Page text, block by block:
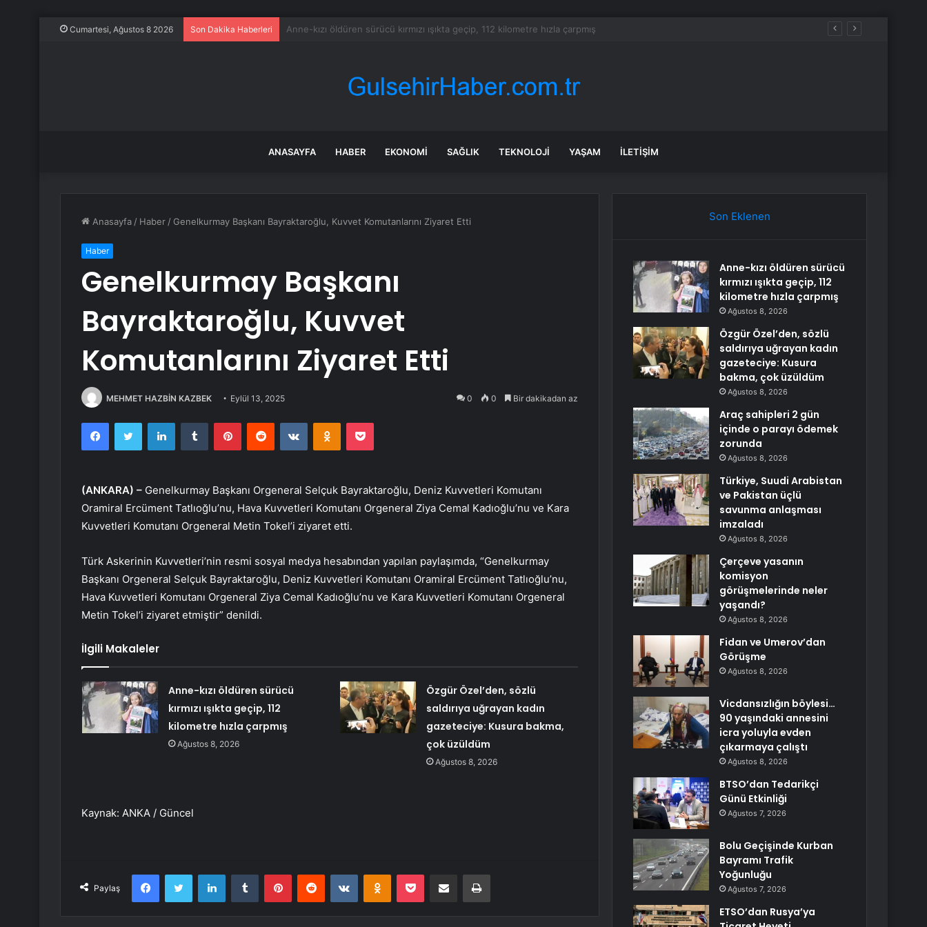
Cumartesi, Ağustos 8 2026 Son Dakika Haberleri Özgür Özel’den, sözlü saldırıya uğrayan kadın gazeteciye: Kusura bakma, çok üzüldüm
ANASAYFA HABER EKONOMI SAĞLIK TEKNOLOJI YAŞAM İLETIŞIM
Anasayfa / Haber / Genelkurmay Başkanı Bayraktaroğlu, Kuvvet Komutanlarını Ziyaret Etti
Haber
Genelkurmay Başkanı
Bayraktaroğlu, Kuvvet
Komutanlarını Ziyaret Etti
MEHMET HAZBİN KAZBEK Eylül 13, 2025 0 0 Bir dakikadan az
FacebookTwitter LinkedInTumblr PinterestReddit VKontakteOdnoklassniki
Pocket
(ANKARA) – Genelkurmay Başkanı Orgeneral Selçuk Bayraktaroğlu, Deniz Kuvvetleri Komutanı
Oramiral Ercüment Tatlıoğlu’nu, Hava Kuvvetleri Komutanı Orgeneral Ziya Cemal Kadıoğlu’nu ve Kara
Kuvvetleri Komutanı Orgeneral Metin Tokel’i ziyaret etti.
Türk Askerinin Kuvvetleri’nin resmi sosyal medya hesabından yapılan paylaşımda, “Genelkurmay
Başkanı Orgeneral Selçuk Bayraktaroğlu, Deniz Kuvvetleri Komutanı Oramiral Ercüment Tatlıoğlu’nu,
Hava Kuvvetleri Komutanı Orgeneral Ziya Cemal Kadıoğlu’nu ve Kara Kuvvetleri Komutanı Orgeneral
Metin Tokel’i ziyaret etmiştir” denildi.
İlgili Makaleler
Anne-kızı öldüren sürücü
kırmızı ışıkta geçip, 112
kilometre hızla çarpmış
Ağustos 8, 2026
Özgür Özel’den, sözlü
saldırıya uğrayan kadın
gazeteciye: Kusura bakma,
çok üzüldüm
Ağustos 8, 2026
Kaynak: ANKA / Güncel
Paylaş
FacebookTwitter LinkedInTumblr PinterestReddit VKontakteOdnoklassniki
Pocket E-Posta ile paylaş Yazdır
Son Eklenen
Anne-kızı öldüren sürücü
kırmızı ışıkta geçip, 112
kilometre hızla çarpmış
Ağustos 8, 2026
Özgür Özel’den, sözlü
saldırıya uğrayan kadın
gazeteciye: Kusura
bakma, çok üzüldüm
Ağustos 8, 2026
Araç sahipleri 2 gün
içinde o parayı ödemek
zorunda
Ağustos 8, 2026
Türkiye, Suudi Arabistan
ve Pakistan üçlü
savunma anlaşması
imzaladı
Ağustos 8, 2026
Çerçeve yasanın
komisyon
görüşmelerinde neler
yaşandı?
Ağustos 8, 2026
Fidan ve Umerov’dan
Görüşme
Ağustos 8, 2026
Vicdansızlığın böylesi…
90 yaşındaki annesini
icra yoluyla evden
çıkarmaya çalıştı
Ağustos 8, 2026
BTSO’dan Tedarikçi
Günü Etkinliği
Ağustos 7, 2026
Bolu Geçişinde Kurban
Bayramı Trafik
Yoğunluğu
Ağustos 7, 2026
ETSO’dan Rusya’ya